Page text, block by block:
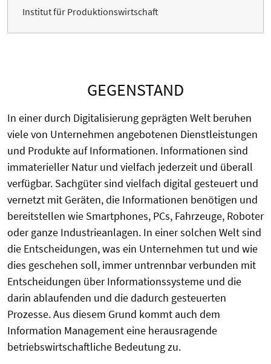
Institut für Produktionswirtschaft
GEGENSTAND
In einer durch Digitalisierung geprägten Welt beruhen
viele von Unternehmen angebotenen Dienstleistungen
und Produkte auf Informationen. Informationen sind
immaterieller Natur und vielfach jederzeit und überall
verfügbar. Sachgüter sind vielfach digital gesteuert und
vernetzt mit Geräten, die Informationen benötigen und
bereitstellen wie Smartphones, PCs, Fahrzeuge, Roboter
oder ganze Industrieanlagen. In einer solchen Welt sind
die Entscheidungen, was ein Unternehmen tut und wie
dies geschehen soll, immer untrennbar verbunden mit
Entscheidungen über Informationssysteme und die
darin ablaufenden und die dadurch gesteuerten
Prozesse. Aus diesem Grund kommt auch dem
Information Management eine herausragende
betriebswirtschaftliche Bedeutung zu.